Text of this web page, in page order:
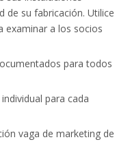
de su fabricación. Utilice
examinar a los socios
para todos
para cada
vaga de marketing de